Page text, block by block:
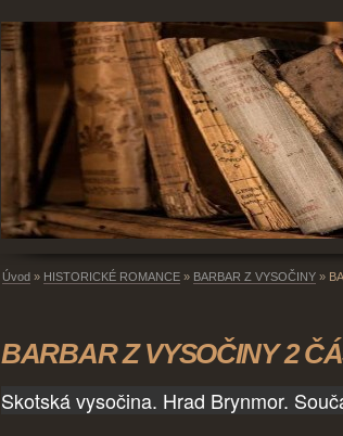
Úvod » HISTORICKÉ ROMANCE » BARBAR Z VYSOČINY »
BARBAR Z VYSOČINY 2
Skotská vysočina. Hrad Brynmor.